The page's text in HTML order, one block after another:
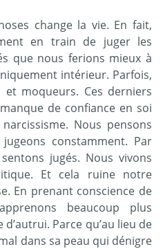
change la vie. En fait,
en train de juger les
que nous ferions mieux à
intérieur. Parfois,
moqueurs. Ces derniers
de confiance en soi
Nous pensons
constamment. Par
jugés. Nous vivons
Et cela ruine notre
En prenant conscience de
beaucoup plus
Parce qu’au lieu de
dans sa peau qui dénigre